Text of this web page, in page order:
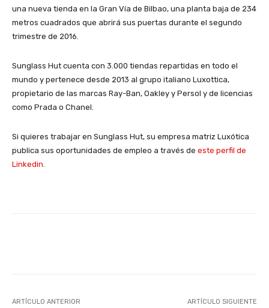
una nueva tienda en la Gran Vía de Bilbao, una planta baja de 234
metros cuadrados que abrirá sus puertas durante el segundo
trimestre de 2016.
Sunglass Hut cuenta con 3.000 tiendas repartidas en todo el
mundo y pertenece desde 2013 al grupo italiano Luxottica,
propietario de las marcas Ray-Ban, Oakley y Persol y de licencias
como Prada o Chanel.
Si quieres trabajar en Sunglass Hut, su empresa matriz Luxótica
publica sus oportunidades de empleo a través de este perfil de
Linkedin.
ARTÍCULO ANTERIOR ARTÍCULO SIGUIENTE